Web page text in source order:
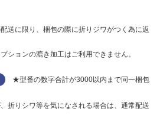
送に限り、梱包の際に折りジワがつく為に返
の漉き加工はご利用できません。
★型番の数字合計が3000以内まで同一梱包
折りシワ等を気になされる場合は、通常配送